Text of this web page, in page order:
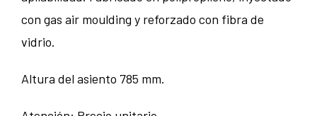
con gas air moulding y reforzado con fibra de
vidrio.
Altura del asiento 785 mm.